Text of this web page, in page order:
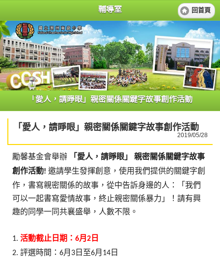
輔導室 回首頁
「愛人，請睜眼」親密關係關鍵字故事創作活動
「愛人，請睜眼」親密關係關鍵字故事創作活動
2019/05/28
勵馨基金會舉辦 「愛人，請睜眼」
親密關係關鍵字故事
創作活動! 邀請學生發揮創意，使用我們提供的關鍵字創
作， 書寫親密關係的故事，從中告訴身邊的人：「 我們
可以一起書寫愛情故事，終止親密關係暴力」！請有興
趣的同學一同共襄盛舉，人數不限。
1. 活動截止日期： 6月 2 日
2. 評選時間： 6月 3 日至6月 14 日